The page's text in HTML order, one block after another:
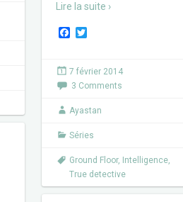
Lire la suite ›
F
e
b
o
k
t
e
7 février 2014
3 Comments
Ayastan
Séries
Ground Floor, Intelligence,
True detective